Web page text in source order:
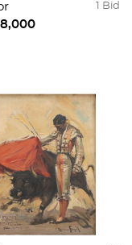
1 Bid